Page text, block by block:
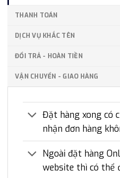
THANH TOÁN
DỊCH VỤ KHẮC TÊN
ĐỔI TRẢ - HOÀN TIỀN
VẬN CHUYỂN - GIAO HÀNG
Đặt hàng xong có
nhận đơn hàng
Ngoài đặt hàng
website thì có thể